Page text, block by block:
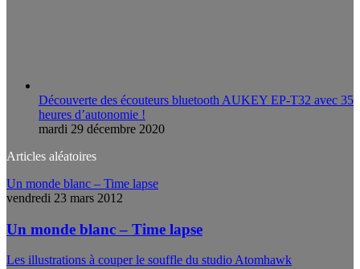
Découverte des écouteurs bluetooth AUKEY EP-T32 avec 35
heures d’autonomie !
mardi 29 décembre 2020
Articles aléatoires
Un monde blanc – Time lapse
vendredi 23 mars 2012
Un monde blanc – Time lapse
Les illustrations à couper le souffle du studio Atomhawk